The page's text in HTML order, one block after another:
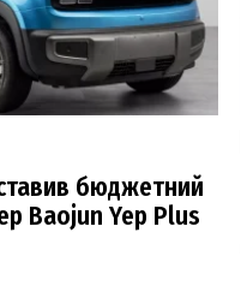
бюджетний
Baojun Yep Plus